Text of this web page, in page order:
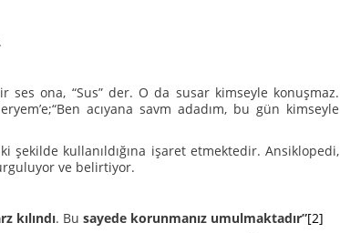
ona, “Sus” der. O da susar kimseyle konuşmaz.
acıyana savm adadım, bu gün kimseyle
şekilde kullanıldığına işaret etmektedir. Ansiklopedi,
ve belirtiyor.
kılındı. Bu sayede korunmanız umulmaktadır”[2]